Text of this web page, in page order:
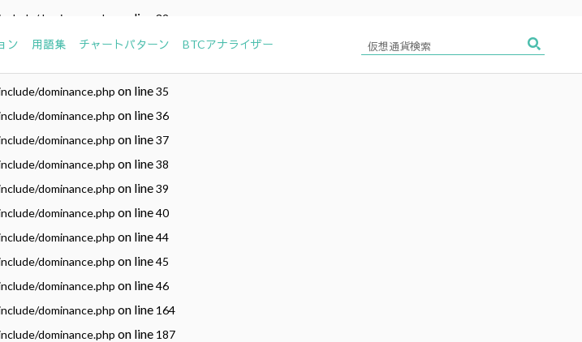
dominance.php on line 32
dominance.php on line33
dominance.php on line35
dominance.php on line36
dominance.php on line37
dominance.php on line38
dominance.php on line39
dominance.php on line40
dominance.php on line44
dominance.php on line45
dominance.php on line46
dominance.php on line 164
dominance.php on line 187
ン 用語集 チャートパターン BTCアナライザー